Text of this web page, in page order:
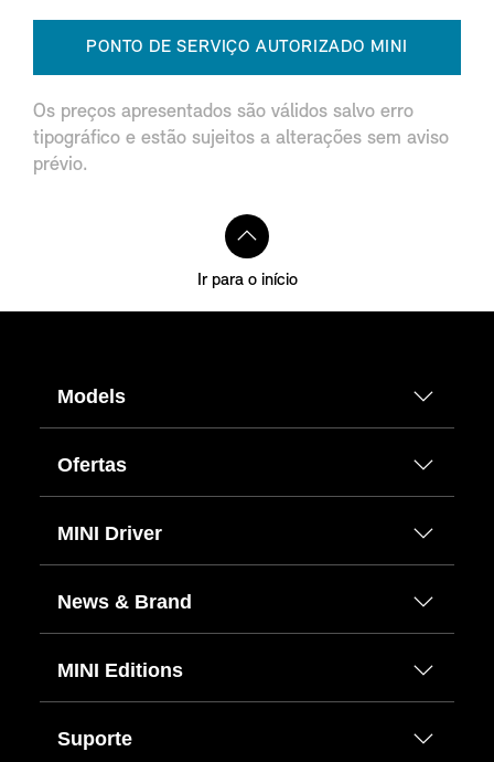
PONTO DE SERVIÇO AUTORIZADO MINI
Os preços apresentados são válidos salvo erro
tipográfico e estão sujeitos a alterações sem aviso
prévio.
Ir para o início
Models
Ofertas
MINI Driver
News & Brand
MINI Editions
Suporte